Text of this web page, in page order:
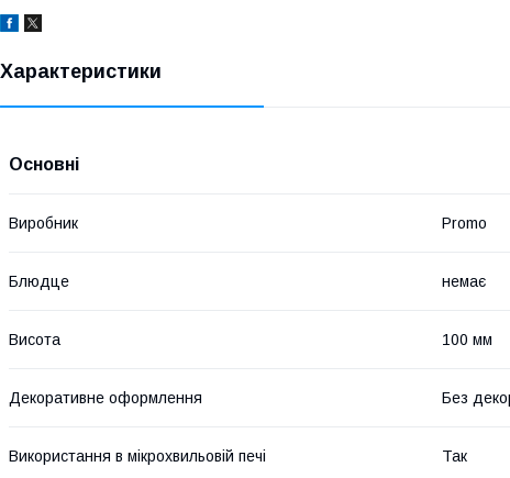
Характеристики
Основні
Виробник Promo
Блюдце немає
Висота 100 мм
Декоративне оформлення Без
Використання в мікрохвильовій печі Так